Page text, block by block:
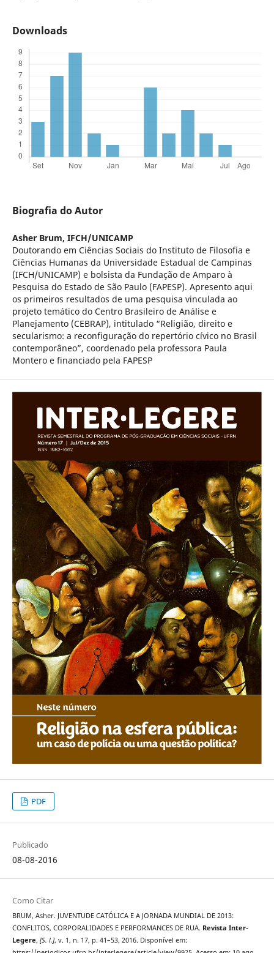
Downloads
Biografia do Autor
Asher Brum, IFCH/UNICAMP
Doutorando em Ciências Sociais do Instituto de Filosofia e
Ciências Humanas da Universidade Estadual de Campinas
(IFCH/UNICAMP) e bolsista da Fundação de Amparo à
Pesquisa do Estado de São Paulo (FAPESP). Apresento aqui
os primeiros resultados de uma pesquisa vinculada ao
projeto temático do Centro Brasileiro de Análise e
Planejamento (CEBRAP), intitulado “Religião, direito e
secularismo: a reconfiguração do repertório cívico no Brasil
contemporâneo”, coordenado pela professora Paula
Montero e financiado pela FAPESP
PDF
Publicado
08-08-2016
Como Citar
BRUM, Asher. JUVENTUDE CATÓLICA E A JORNADA MUNDIAL DE 2013:
CONFLITOS, CORPORALIDADES E PERFORMANCES DE RUA. Revista Inter-
Legere, [S. l.], v. 1, n. 17, p. 41–53, 2016. Disponível em: